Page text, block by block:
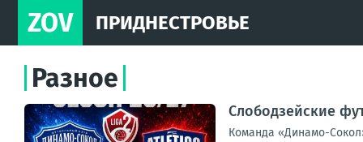
ZOV ПРИДНЕСТРОВЬЕ
Разное
Слободзейские
Команда «Динамо-